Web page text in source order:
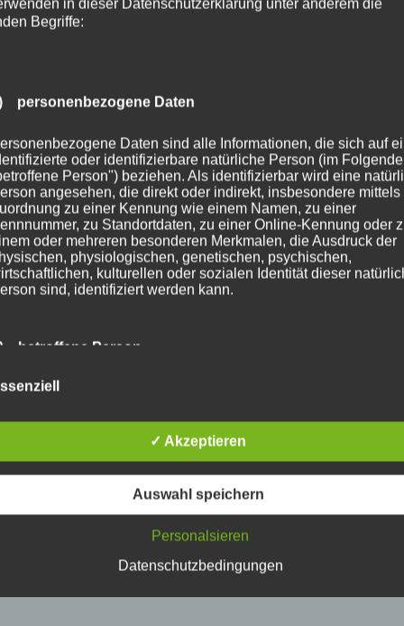
in dieser Datenschutzerklärung unter anderem die
Begriffe:
personenbezogene Daten
Daten sind alle Informationen, die sich auf
oder identifizierbare natürliche Person (im
Person") beziehen. Als identifizierbar wird eine
angesehen, die direkt oder indirekt, insbesondere mittels
zu einer Kennung wie einem Namen, zu einer
zu Standortdaten, zu einer Online-Kennung oder
oder mehreren besonderen Merkmalen, die Ausdruck der
physiologischen, genetischen, psychischen,
kulturellen oder sozialen Identität dieser
sind, identifiziert werden kann.
betroffene Person
Person ist jede identifizierte oder identifizierbare
verarbeitet werden.
Verarbeitung
Vorgang oder jede solche Vorgangsreihe im
die Organisation, das Ordnen, die Speicherung, die
die Offenlegung durch Übermittlung, Verbreitung
✓ Akzeptieren
Auswahl speichern
Personalsieren
Datenschutzbedingungen